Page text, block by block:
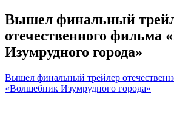
Вышел финальный
отечественного фильма
Изумрудного города»
Вышел финальный трейлер
«Волшебник Изумрудного города»